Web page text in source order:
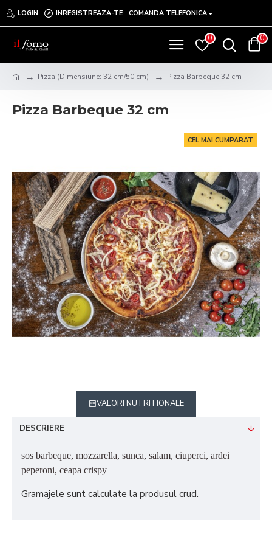
LOGIN INREGISTREAZA-TE COMANDA TELEFONICA
0 0
Pizza (Dimensiune: 32 cm/50 cm) Pizza Barbeque 32 cm
Pizza Barbeque 32 cm
CEL MAI CUMPARAT
VALORI NUTRITIONALE
DESCRIERE
sos barbeque, mozzarella, sunca, salam, ciuperci, ardei
peperoni, ceapa crispy
Gramajele sunt calculate la produsul crud.